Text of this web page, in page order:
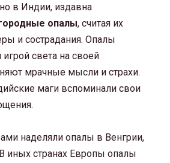
в Индии, издавна
опалы, считая их
и сострадания. Опалы
света на своей
мрачные мысли и страхи.
маги вспоминали свои
наделяли опалы в Венгрии,
иных странах Европы опалы